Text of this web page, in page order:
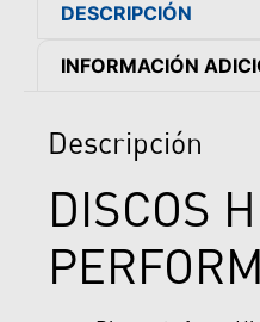
DESCRIPCIÓN
INFORMACIÓN
Descripción
DISCOS